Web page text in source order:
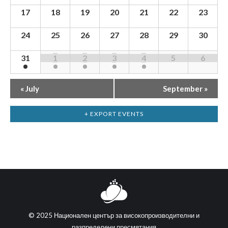
17 18 19 20 21 22 23
24 25 26 27 28 29 30
31 1 2 3 4 5 6
«July September »
+ EXPORT EVENTS
© 2025 Национален център за високопроизводителни и